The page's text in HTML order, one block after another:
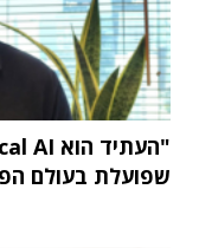
שפועלת בעולם